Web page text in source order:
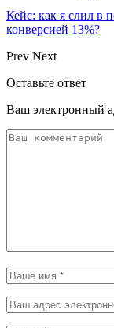
Кейс: как я слил в
конверсией 13%?
Prev Next
Оставьте ответ
Ваш электронный